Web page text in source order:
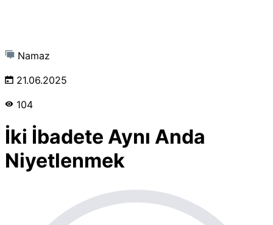
Namaz
21.06.2025
104
İki İbadete Aynı Anda
Niyetlenmek